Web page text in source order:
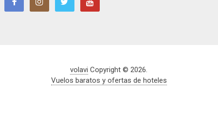
volavi Copyright © 2026.
Vuelos baratos y ofertas de hoteles